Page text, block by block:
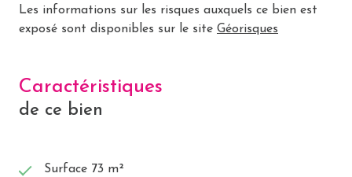
Les informations sur les risques auxquels ce bien est
exposé sont disponibles sur le site Géorisques
Caractéristiques
de ce bien
Surface 73 m²